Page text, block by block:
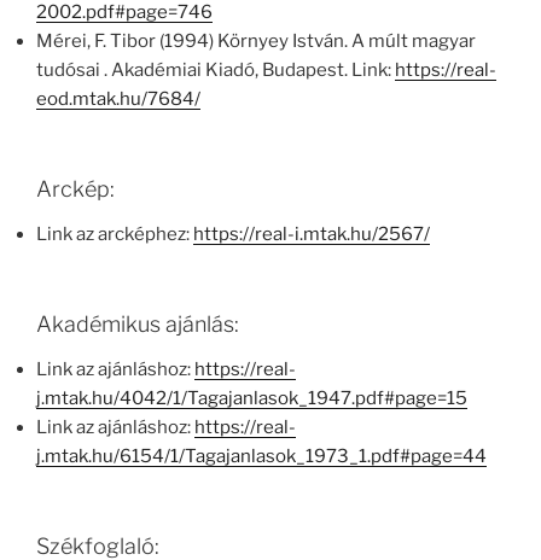
2002.pdf#page=746
Mérei, F. Tibor (1994) Környey István. A múlt magyar
tudósai . Akadémiai Kiadó, Budapest. Link: https://real-
eod.mtak.hu/7684/
Arckép:
Link az arcképhez: https://real-i.mtak.hu/2567/
Akadémikus ajánlás:
Link az ajánláshoz: https://real-
j.mtak.hu/4042/1/Tagajanlasok_1947.pdf#page=15
Link az ajánláshoz: https://real-
j.mtak.hu/6154/1/Tagajanlasok_1973_1.pdf#page=44
Székfoglaló: